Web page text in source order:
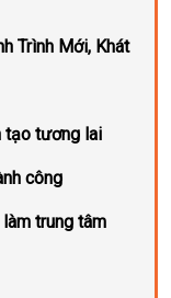
Trình Mới, Khát
tạo tương lai
công
trung tâm